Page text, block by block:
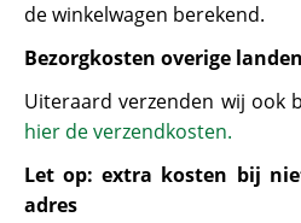
de winkelwagen berekend.
Bezorgkosten overige
Uiteraard verzenden wij ook
hier de verzendkosten.
Let op: extra kosten bij
adres